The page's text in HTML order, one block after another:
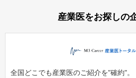
産業医をお探しの
全国どこでも産業医のご紹介を"確約"。